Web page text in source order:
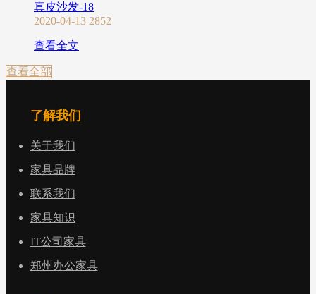
真皮沙发-18
2020-04-13 2852
查看全文
查看全部
了解我们
关于我们
家具品牌
联系我们
家具知识
IT公司家具
郑州办公家具